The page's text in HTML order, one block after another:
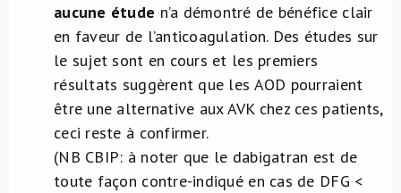
aucune étude n’a démontré de bénéfice clair
en faveur de l’anticoagulation. Des études sur
le sujet sont en cours et les premiers
résultats suggèrent que les AOD pourraient
être une alternative aux AVK chez ces patients,
ceci reste à confirmer.
(NB CBIP: à noter que le dabigatran est de
toute façon contre-indiqué en cas de DFG <